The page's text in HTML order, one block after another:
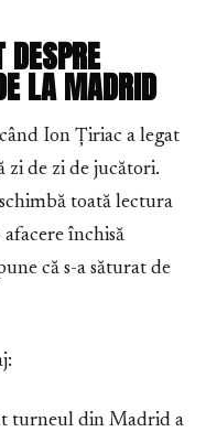
LA MADRID
Ion Țiriac a legat
zi de zi de jucători.
toată lectura
închisă
că s-a săturat de
turneul din Madrid a